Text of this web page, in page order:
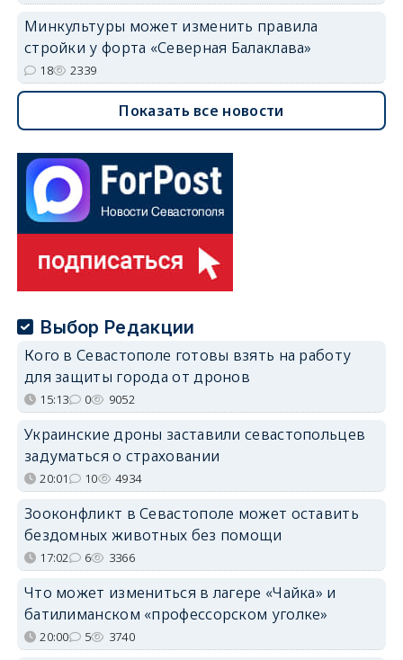
Минкультуры может изменить правила
стройки у форта «Северная Балаклава»
18 2339
Показать все новости
Выбор Редакции
Кого в Севастополе готовы взять на работу
для защиты города от дронов
15:13 0 9052
Украинские дроны заставили севастопольцев
задуматься о страховании
20:01 10 4934
Зооконфликт в Севастополе может оставить
бездомных животных без помощи
17:02 6 3366
Что может измениться в лагере «Чайка» и
батилиманском «профессорском уголке»
20:00 5 3740